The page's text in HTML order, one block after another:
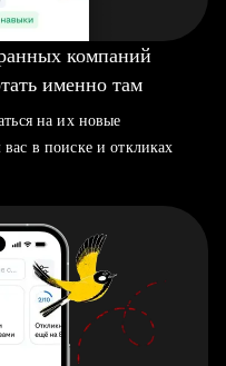
компаний
именно там
на их новые
в поиске и откликах